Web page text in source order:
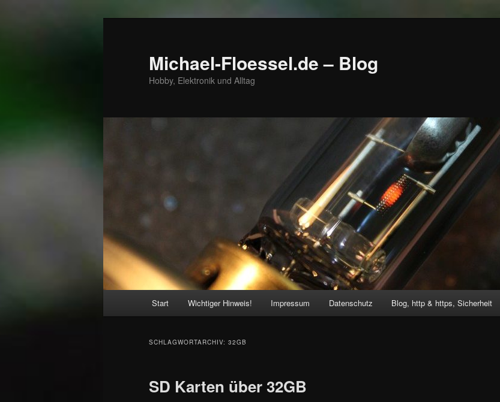
Michael-Floessel.de – Blog
Hobby, Elektronik und Alltag
Start Wichtiger Hinweis! Impressum Datenschutz Blog, http & https, Sicherheit
SCHLAGWORTARCHIV: 32GB
SD Karten über 32GB